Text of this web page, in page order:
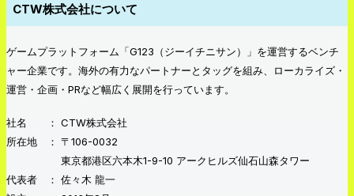
CTW株式会社について
ゲームプラットフォーム「G123（ジーイチニサン）」を運営するベンチ
ャー企業です。海外の有力なパートナーとタッグを組み、ローカライズ・
運営・企画・PRなど幅広く展開を行っています。
社名 ： CTW株式会社
所在地 ： 〒106-0032
東京都港区六本木1-9-10 アークヒルズ仙石山森タワー
代表者 ： 佐々木 龍一